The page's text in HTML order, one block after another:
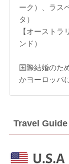
ーク）、ラス
タ）
【オースト
ンド）
国際結婚のた
かヨーロッパ
Travel Guide